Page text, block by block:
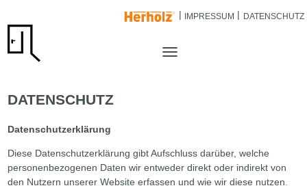
IMPRESSUM DATENSCHUTZ
DATENSCHUTZ
Datenschutzerklärung
Diese Datenschutzerklärung gibt Aufschluss darüber, welche
personenbezogenen Daten wir entweder direkt oder indirekt von
den Nutzern unserer Website erfassen und wie wir diese nutzen.